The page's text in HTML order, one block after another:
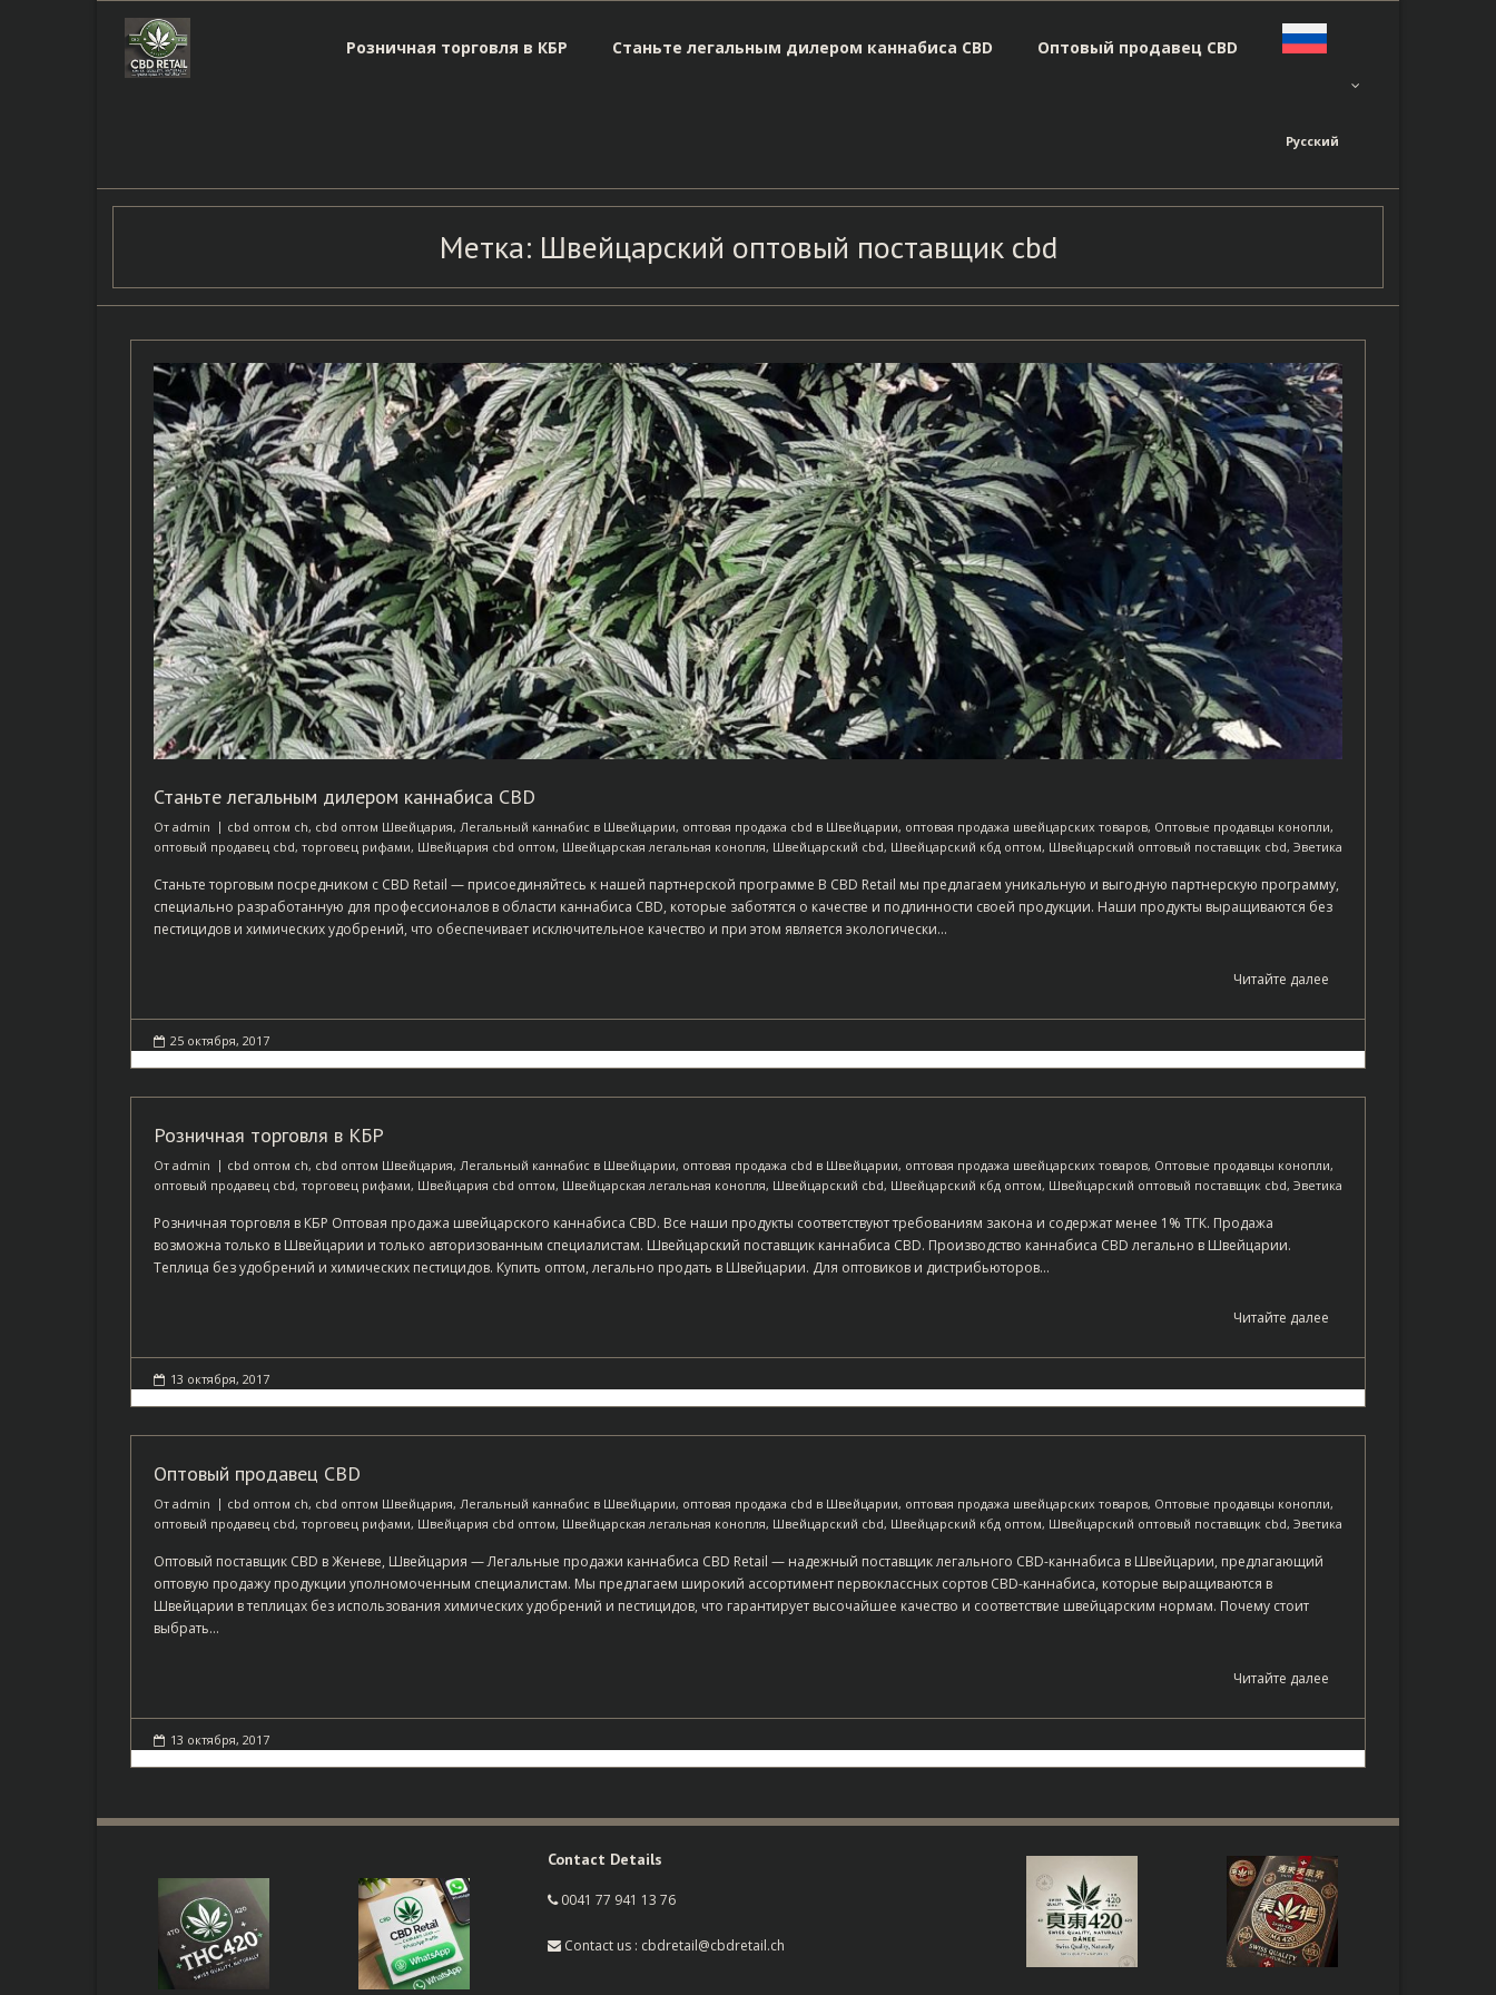
content
Розничная торговля в КБР Станьте легальным дилером каннабиса CBD Оптовый продавец CBD
Русский
Метка: Швейцарский оптовый поставщик cbd
Станьте легальным дилером каннабиса CBD
От admin cbd оптом ch, cbd оптом Швейцария, Легальный каннабис в Швейцарии, оптовая продажа cbd в Швейцарии, оптовая продажа швейцарских товаров, Оптовые продавцы конопли,
оптовый продавец cbd, торговец рифами, Швейцария cbd оптом, Швейцарская легальная конопля, Швейцарский cbd, Швейцарский кбд оптом, Швейцарский оптовый поставщик cbd, Эветика
Станьте торговым посредником с CBD Retail — присоединяйтесь к нашей партнерской программе В CBD Retail мы предлагаем уникальную и выгодную партнерскую программу,
специально разработанную для профессионалов в области каннабиса CBD, которые заботятся о качестве и подлинности своей продукции. Наши продукты выращиваются без
пестицидов и химических удобрений, что обеспечивает исключительное качество и при этом является экологически…
Читайте далее
25 октября, 2017
Розничная торговля в КБР
От admin cbd оптом ch, cbd оптом Швейцария, Легальный каннабис в Швейцарии, оптовая продажа cbd в Швейцарии, оптовая продажа швейцарских товаров, Оптовые продавцы конопли,
оптовый продавец cbd, торговец рифами, Швейцария cbd оптом, Швейцарская легальная конопля, Швейцарский cbd, Швейцарский кбд оптом, Швейцарский оптовый поставщик cbd, Эветика
Розничная торговля в КБР Оптовая продажа швейцарского каннабиса CBD. Все наши продукты соответствуют требованиям закона и содержат менее 1% ТГК. Продажа
возможна только в Швейцарии и только авторизованным специалистам. Швейцарский поставщик каннабиса CBD. Производство каннабиса CBD легально в Швейцарии.
Теплица без удобрений и химических пестицидов. Купить оптом, легально продать в Швейцарии. Для оптовиков и дистрибьюторов…
Читайте далее
13 октября, 2017
Оптовый продавец CBD
От admin cbd оптом ch, cbd оптом Швейцария, Легальный каннабис в Швейцарии, оптовая продажа cbd в Швейцарии, оптовая продажа швейцарских товаров, Оптовые продавцы конопли,
оптовый продавец cbd, торговец рифами, Швейцария cbd оптом, Швейцарская легальная конопля, Швейцарский cbd, Швейцарский кбд оптом, Швейцарский оптовый поставщик cbd, Эветика
Оптовый поставщик CBD в Женеве, Швейцария — Легальные продажи каннабиса CBD Retail — надежный поставщик легального CBD-каннабиса в Швейцарии, предлагающий
оптовую продажу продукции уполномоченным специалистам. Мы предлагаем широкий ассортимент первоклассных сортов CBD-каннабиса, которые выращиваются в
Швейцарии в теплицах без использования химических удобрений и пестицидов, что гарантирует высочайшее качество и соответствие швейцарским нормам. Почему стоит
выбрать…
Читайте далее
13 октября, 2017
Contact Details
0041 77 941 13 76
Contact us : cbdretail@cbdretail.ch